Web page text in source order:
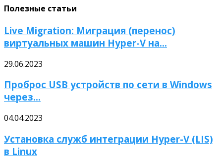
Полезные статьи
Live Migration: Миграция (перенос)
виртуальных машин Hyper-V на...
29.06.2023
Проброс USB устройств по сети в Windows
через...
04.04.2023
Установка служб интеграции Hyper-V (LIS)
в Linux